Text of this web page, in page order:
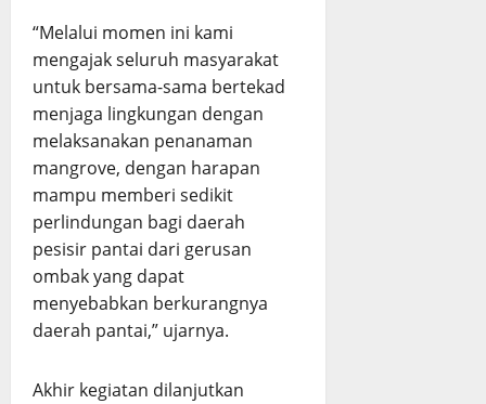
“Melalui momen ini kami
mengajak seluruh masyarakat
untuk bersama-sama bertekad
menjaga lingkungan dengan
melaksanakan penanaman
mangrove, dengan harapan
mampu memberi sedikit
perlindungan bagi daerah
pesisir pantai dari gerusan
ombak yang dapat
menyebabkan berkurangnya
daerah pantai,” ujarnya.
Akhir kegiatan dilanjutkan